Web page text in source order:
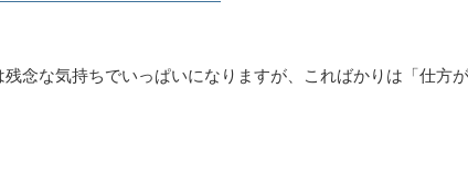
念な気持ちでいっぱいになりますが、こればかりは「仕方が